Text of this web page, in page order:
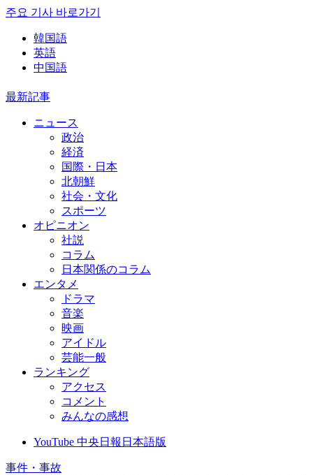
주요 기사 바로가기
韓国語
英語
中国語
最新記事
ニュース
政治
経済
国際・日本
北朝鮮
社会・文化
スポーツ
オピニオン
社説
コラム
日本関係のコラム
エンタメ
ドラマ
音楽
映画
アイドル
芸能一般
ランキング
アクセス
コメント
みんなの感想
YouTube 中央日報日本語版
事件・事故